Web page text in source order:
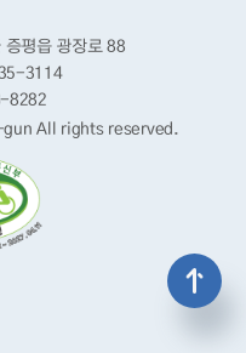
평읍 광장로 88
3114
8282
gunAll rights reserved.